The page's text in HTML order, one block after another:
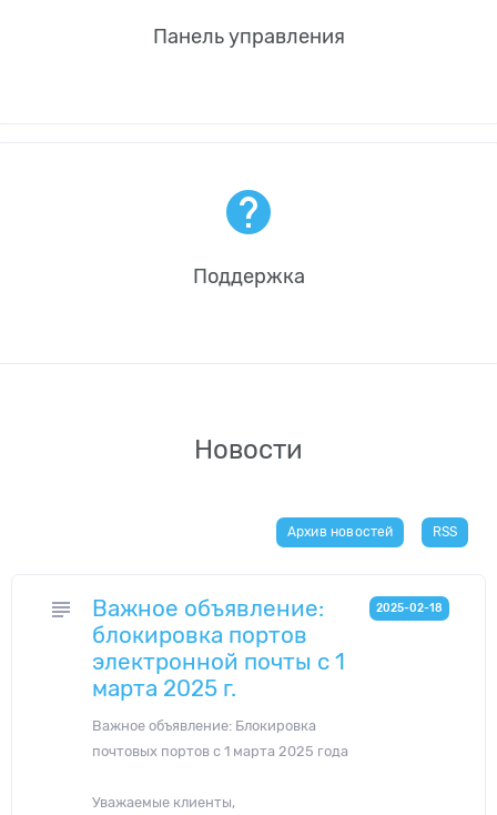
Панель управления
help
Поддержка
Новости
Архив новостей RSS
subject
Важное объявление:
блокировка портов
электронной почты с 1
марта 2025 г.
Важное объявление: Блокировка
почтовых портов с 1 марта 2025 года
Уважаемые клиенты,
2025-02-18